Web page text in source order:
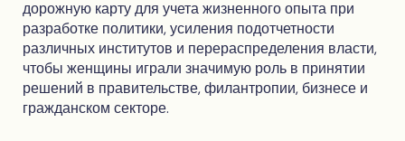
дорожную карту для учета жизненного опыта при
разработке политики, усиления подотчетности
различных институтов и перераспределения власти,
чтобы женщины играли значимую роль в принятии
решений в правительстве, филантропии, бизнесе и
гражданском секторе.